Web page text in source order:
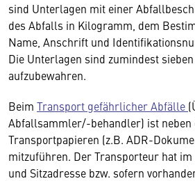
sind Unterlagen mit einer
des Abfalls in Kilogramm, dem
Name, Anschrift und
Die Unterlagen sind zumindest
aufzubewahren.
Beim Transport gefährlicher Abfälle
Abfallsammler/-behandler) ist neben
Transportpapieren (z.B. ADR-
mitzuführen. Der Transporteur hat
und Sitzadresse bzw. sofern